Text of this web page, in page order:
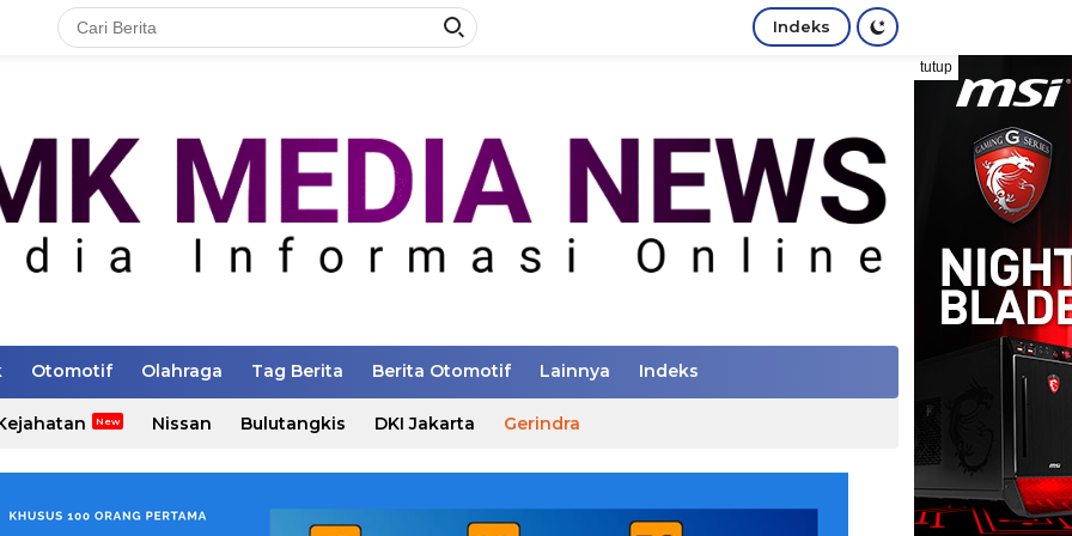
Indeks
tutup
Otomotif Olahraga Tag Berita Berita Otomotif Lainnya Indeks
Nissan Bulutangkis DKI Jakarta Gerindra